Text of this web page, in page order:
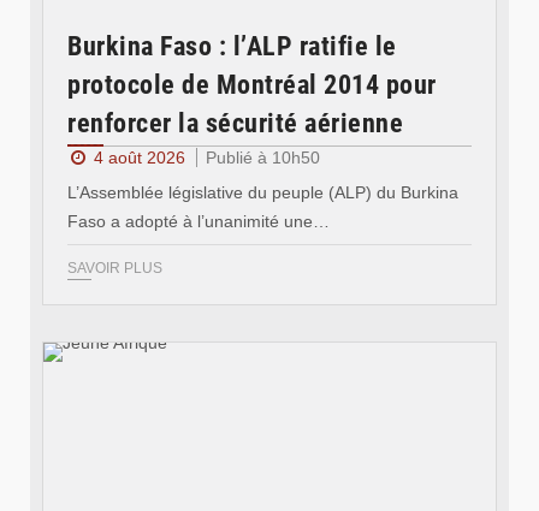
Burkina Faso : l’ALP ratifie le
protocole de Montréal 2014 pour
renforcer la sécurité aérienne
4 août 2026
Publié à 10h50
L’Assemblée législative du peuple (ALP) du Burkina
Faso a adopté à l’unanimité une…
SAVOIR PLUS